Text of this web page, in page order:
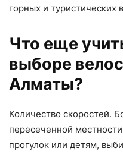
горных и туристических
Что еще
выборе
Алматы?
Количество скоростей.
пересеченной
прогулок или детям,